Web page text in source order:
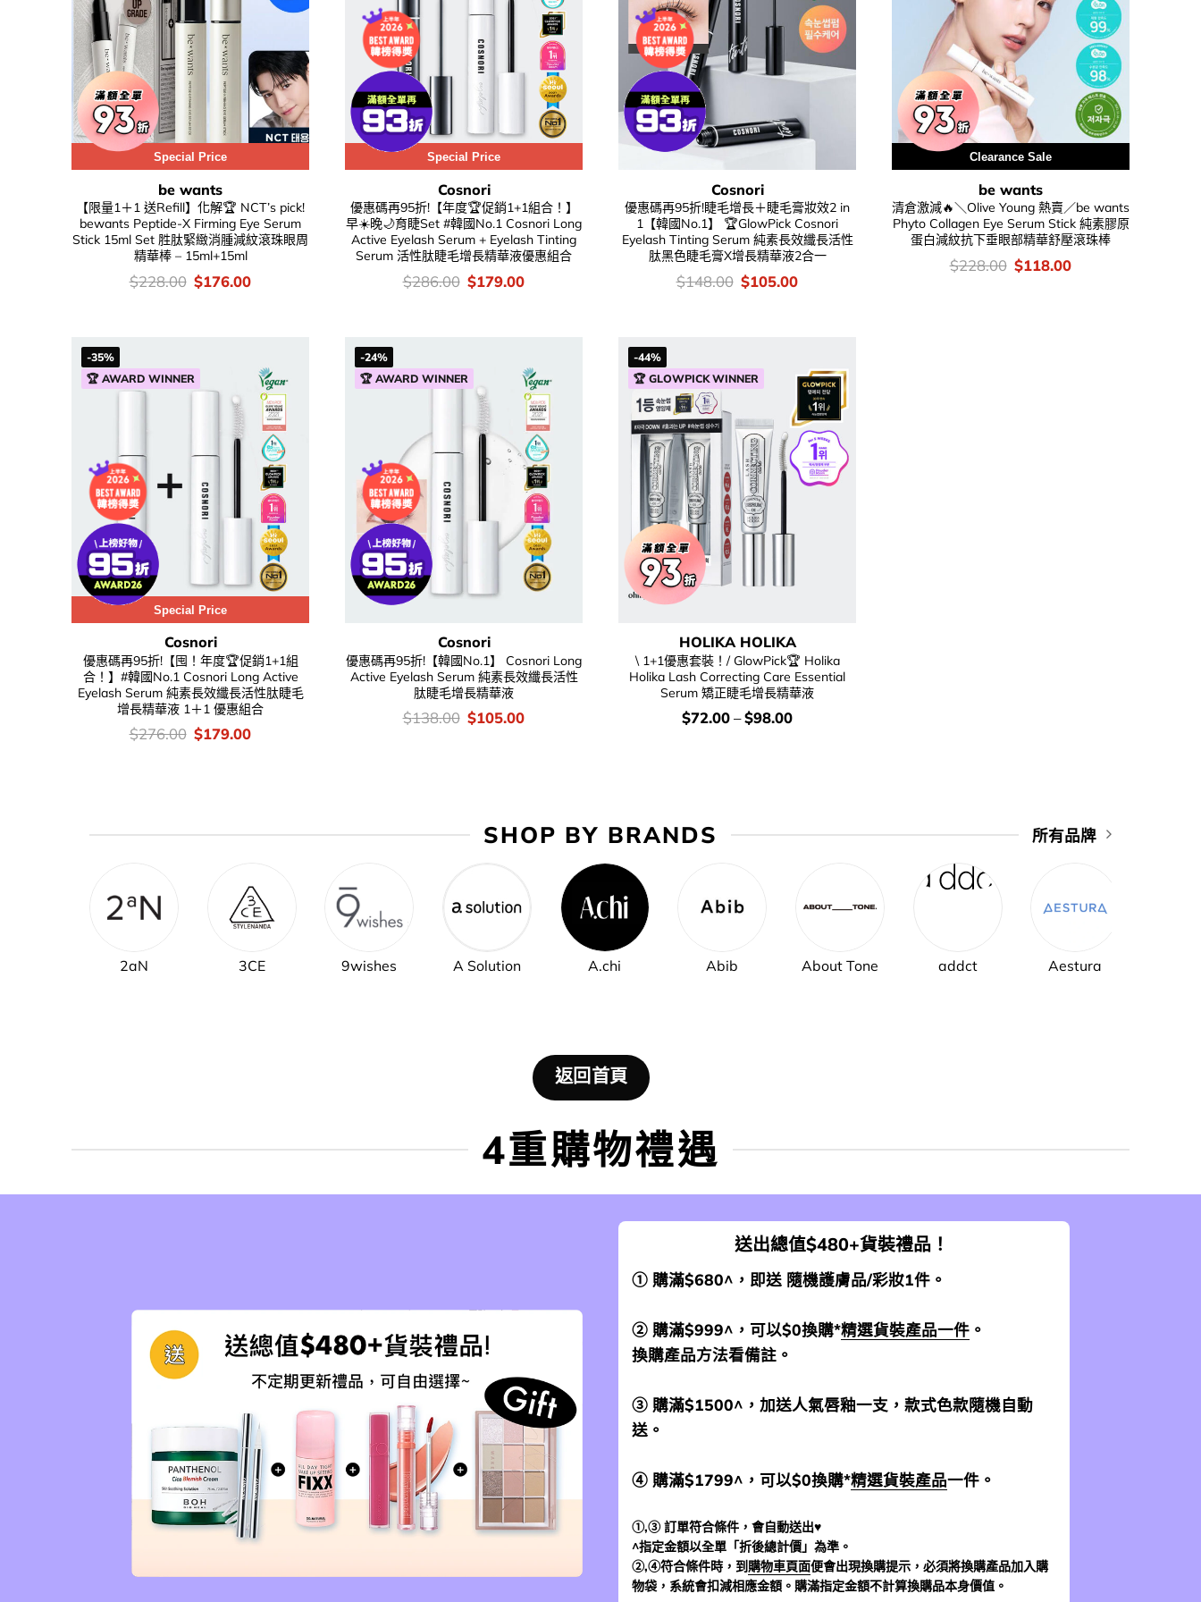
Special Price
be wants
【限量1＋1 送Refill】化解🏆 NCT’s pick!
bewants Peptide-X Firming Eye Serum
Stick 15ml Set 胜肽緊緻消腫減紋滾珠眼周
精華棒 – 15ml+15ml
價
錢：
$228.00 Original
price
$176.00Current
Special Price
Cosnori
優惠碼再95折!【年度🏆促銷1+1組合！】
早☀️晚🌙育睫Set #韓國No.1 Cosnori Long
Active Eyelash Serum + Eyelash Tinting
Serum 活性肽睫毛增長精華液優惠組合
價
錢：
$286.00 Original
price
$179.00Current
Cosnori
優惠碼再95折!睫毛增長＋睫毛膏妝效2 in
1【韓國No.1】 🏆GlowPick Cosnori
Eyelash Tinting Serum 純素長效纖長活性
肽黑色睫毛膏X增長精華液2合一
價
錢：
$148.00 Original
price
$105.00Current
Clearance Sale
be wants
清倉激減🔥＼Olive Young 熱賣／be wants
Phyto Collagen Eye Serum Stick 純素膠原
蛋白減紋抗下垂眼部精華舒壓滾珠棒
價
錢：
$228.00 Original
price
$118.00Current
-35%
🏆 AWARD WINNER
Special Price
Cosnori
優惠碼再95折!【囤！年度🏆促銷1+1組
合！】#韓國No.1 Cosnori Long Active
Eyelash Serum 純素長效纖長活性肽睫毛
增長精華液 1＋1 優惠組合
價
錢：
$276.00 Original
price
$179.00Current
-24%
🏆 AWARD WINNER
Cosnori
優惠碼再95折!【韓國No.1】 Cosnori Long
Active Eyelash Serum 純素長效纖長活性
肽睫毛增長精華液
價
錢：
$138.00 Original
price
$105.00Current
-44%
🏆 GLOWPICK WINNER
HOLIKA HOLIKA
\ 1+1優惠套裝！/ GlowPick🏆 Holika
Holika Lash Correcting Care Essential
Serum 矯正睫毛增長精華液
價
錢：
$72.00–$98.00
SHOP BY BRANDS 所有品牌
2aN 3CE 9wishes A Solution A.chi Abib About Tone addct Aestura
返回首頁
4重購物禮遇
送出總值$480+貨裝禮品！
① 購滿$680^，即送 隨機護膚品/彩妝1件。
② 購滿$999^，可以$0換購*精選貨裝產品一件 。
換購產品方法看備註。
③ 購滿$1500^，加送人氣唇釉一支，款式色款隨機自動
送。
④ 購滿$1799^，可以$0換購*精選貨裝產品一件。
①,③ 訂單符合條件，會自動送出♥
^指定金額以全單「折後總計價」為準。
②,④符合條件時，到 購物車頁面便會出現換購提示，必須將換購產品加入購
物袋，系統會扣減相應金額。購滿指定金額不計算換購品本身價值。